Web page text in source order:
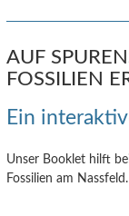
AUF
FOSSILIEN
Ein
Unser Booklet hilft
Fossilien am Nassfeld.